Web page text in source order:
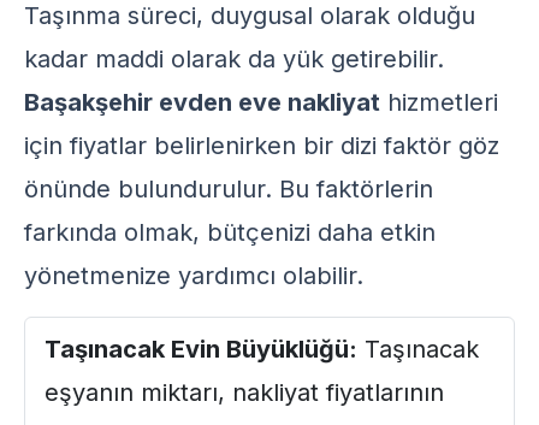
Taşınma süreci, duygusal olarak olduğu
kadar maddi olarak da yük getirebilir.
Başakşehir evden eve nakliyat hizmetleri
için fiyatlar belirlenirken bir dizi faktör göz
önünde bulundurulur. Bu faktörlerin
farkında olmak, bütçenizi daha etkin
yönetmenize yardımcı olabilir.
Taşınacak Evin Büyüklüğü: Taşınacak
eşyanın miktarı, nakliyat fiyatlarının